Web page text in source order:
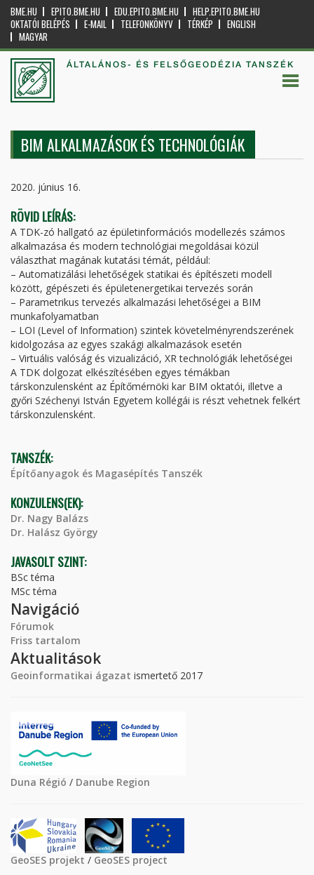
BME.HU EPITO.BME.HU EDU.EPITO.BME.HU
HELP.EPITO.BME.HU
OKTATÓI BELÉPÉS
E-MAIL TELEFONKÖNYV TÉRKÉP
ENGLISH
MAGYAR
ÁLTALÁNOS- ÉS FELSŐGEODÉZIA TANSZÉK
BIM ALKALMAZÁSOK ÉS TECHNOLÓGIÁK
2020. június 16.
RÖVID LEÍRÁS:
A TDK-zó hallgató az épületinformációs modellezés számos
alkalmazása és modern technológiai megoldásai közül
választhat magának kutatási témát, például:
– Automatizálási lehetőségek statikai és építészeti modell
között, gépészeti és épületenergetikai tervezés során
– Parametrikus tervezés alkalmazási lehetőségei a BIM
munkafolyamatban
– LOI (Level of Information) szintek követelményrendszerének
kidolgozása az egyes szakági alkalmazások esetén
– Virtuális valóság és vizualizáció, XR technológiák lehetőségei
A TDK dolgozat elkészítésében egyes témákban
társkonzulensként az Építőmérnöki kar BIM oktatói, illetve a
győri Széchenyi István Egyetem kollégái is részt vehetnek felkért
társkonzulensként.
TANSZÉK:
Építőanyagok és Magasépítés Tanszék
KONZULENS(EK):
Dr. Nagy Balázs
Dr. Halász György
JAVASOLT SZINT:
BSc téma
MSc téma
Navigáció
Fórumok
Friss tartalom
Aktualitások
Geoinformatikai ágazat ismertető 2017
Duna Régió / Danube Region
GeoSES projekt / GeoSES project